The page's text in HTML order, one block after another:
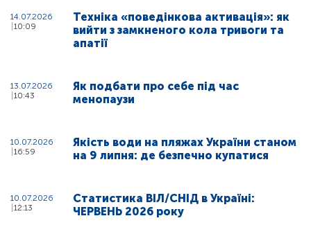
14.07.2026
10:09
Техніка «поведінкова активація»: як
вийти з замкненого кола тривоги та
апатії
13.07.2026
10:43
Як подбати про себе під час
менопаузи
10.07.2026
16:59
Якість води на пляжах України станом
на 9 липня: де безпечно купатися
10.07.2026
12:13
Статистика ВІЛ/СНІД в Україні:
ЧЕРВЕНЬ 2026 року